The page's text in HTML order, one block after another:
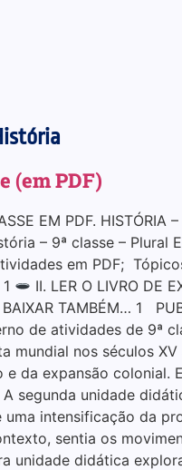
(em PDF)
EM PDF.
– 9ª classe –
em PDF;
II. LER O LIVRO DE
BAIXAR TAMBÉM… 1
de atividades de
nos séculos
da expansão
segunda unidade
intensificação da
sentia os
unidade didática